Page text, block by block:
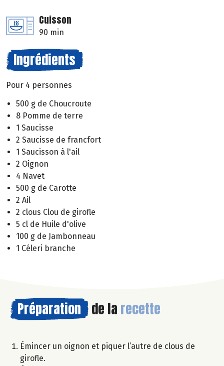
Cuisson
90 min
Ingrédients
Pour 4 personnes
500 g de Choucroute
8 Pomme de terre
1 Saucisse
2 Saucisse de francfort
1 Saucisson à l'ail
2 Oignon
4 Navet
500 g de Carotte
2 Ail
2 clous Clou de girofle
5 cl de Huile d'olive
100 g de Jambonneau
1 Céleri branche
Préparation de la recette
Émincer un oignon et piquer l’autre de clous de
girofle.